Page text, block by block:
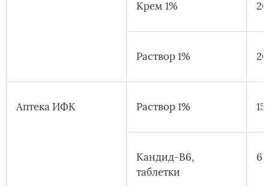
Крем 1%
Раствор 1%
Аптека ИФК Раствор 1%
Кандид-В6,
таблетки
6